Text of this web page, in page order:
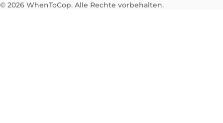
© 2026 WhenToCop. Alle Rechte vorbehalten.